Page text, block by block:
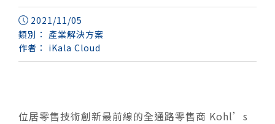
2021/11/05
類別： 產業解決方案
作者： iKala Cloud
位居零售技術創新最前線的全通路零售商 Kohl’s